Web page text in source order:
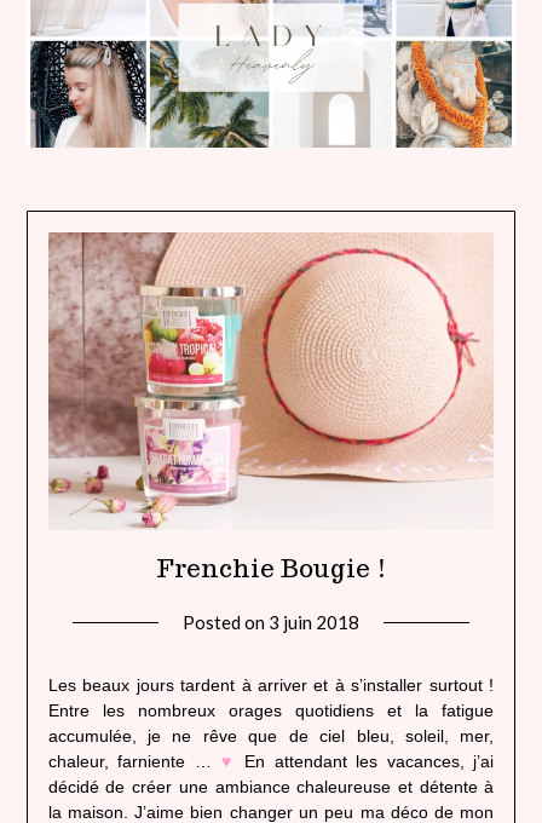
Frenchie Bougie !
Posted on 3 juin 2018
heavenly
Les beaux jours tardent à arriver et à s’installer surtout !
Entre les nombreux orages quotidiens et la fatigue
accumulée, je ne rêve que de ciel bleu, soleil, mer,
chaleur, farniente … ♥
En attendant les vacances, j’ai
décidé de créer une ambiance chaleureuse et détente à
la maison. J’aime bien changer un peu ma déco de mon